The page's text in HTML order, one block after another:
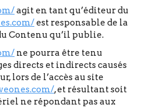
agit en tant qu’éditeur du
est responsable de la
Contenu qu’il publie.
ne pourra être tenu
directs et indirects causés
lors de l’accès au site
, et résultant soit
ne répondant pas aux